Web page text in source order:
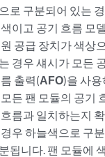
로 구분되어 있는
이고 공기 흐름 모
공급 장치가 색상
경우 섀시가 모든
출력(AFO)을 사
든 팬 모듈의 공기
름과 일치하는지
우 하늘색으로 구
됩니다. 팬 모듈에